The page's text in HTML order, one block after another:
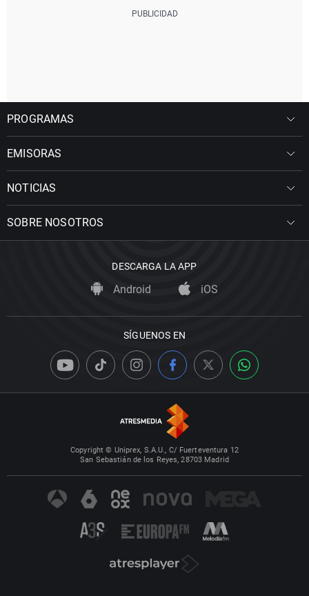
PROGRAMAS
EMISORAS
NOTICIAS
SOBRE NOSOTROS
DESCARGA LA APP
Android iOS
SÍGUENOS EN
Copyright © Uniprex, S.A.U., C/ Fuerteventura 12
San Sebastián de los Reyes, 28703 Madrid